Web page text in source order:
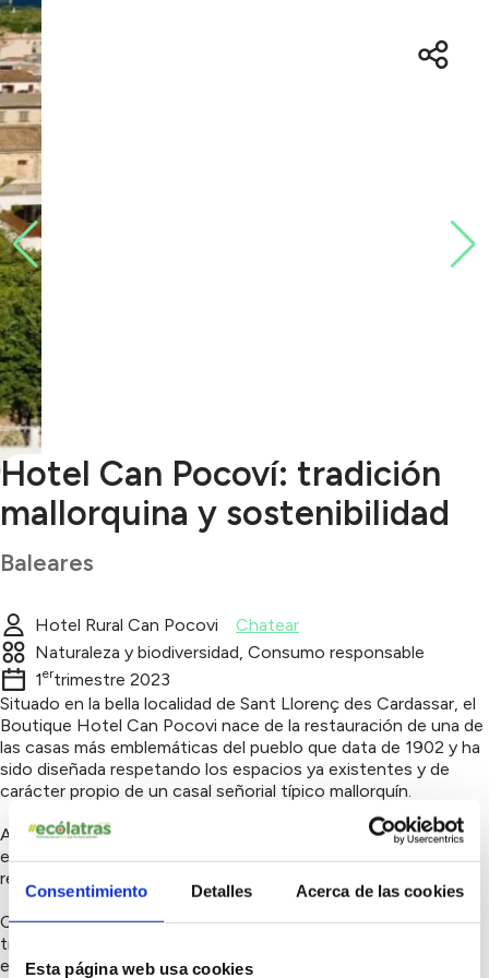
Consentimiento Detalles Acerca de las cookies
Esta página web usa cookies
Hotel Can Pocoví: tradición
mallorquina y sostenibilidad
Baleares
Hotel Rural Can Pocovi
Chatear
Naturaleza y biodiversidad, Consumo responsable
1ertrimestre 2023
Situado en la bella localidad de Sant Llorenç des Cardassar, el
Boutique Hotel Can Pocovi nace de la restauración de una de
las casas más emblemáticas del pueblo que data de 1902 y ha
sido diseñada respetando los espacios ya existentes y de
carácter propio de un casal señorial típico mallorquín.
Aménities: actualmente tenemos monodosis reciclables pero
este año ya nos vamos a cambiar disponensadores para
reducir uso de plástico.
Construcción sostenible: la casa es una casa antigua
tradicional de la zona, se ha reformado pero tampoco en
exceso. Al ser una casa mallorquina que tiene habitaciones